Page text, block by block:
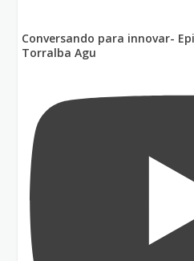
Conversando para innovar-
Torralba Agu